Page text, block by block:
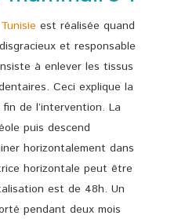
est réalisée quand
et responsable
à enlever les tissus
Ceci explique la
de l’intervention. La
puis descend
horizontalement dans
horizontale peut être
est de 48h. Un
pendant deux mois